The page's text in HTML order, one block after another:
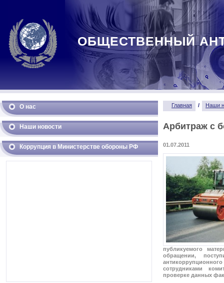
ОБЩЕСТВЕННЫЙ
О нас
Наши новости
Коррупция в Министерстве обороны РФ
Главная / Наши
Арбитраж с
01.07.2011
публикуемого
обращении,
сотрудниками
проверке данных